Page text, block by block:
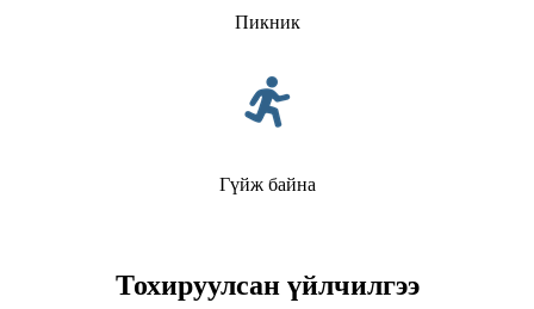
Пикник
Гүйж байна
Тохируулсан үйлчилгээ